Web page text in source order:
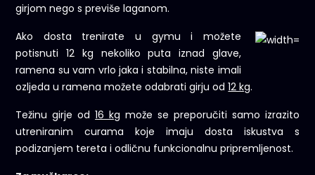
girjom nego s previše laganom.
Ako dosta trenirate u gymu i možete
potisnuti 12 kg nekoliko puta iznad glave,
ramena su vam vrlo jaka i stabilna, niste imali
ozljeda u ramena možete odabrati girju od12 kg.
Težinu girje od16 kg može se preporučiti samo izrazito
utreniranim curama koje imaju dosta iskustva s
podizanjem tereta i odličnu funkcionalnu pripremljenost.